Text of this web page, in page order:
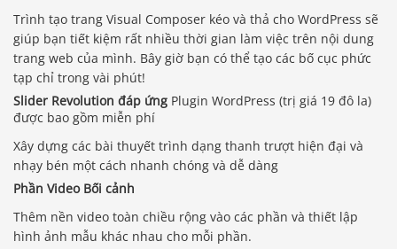
Trình tạo trang Visual Composer kéo và thả cho WordPress sẽ
giúp bạn tiết kiệm rất nhiều thời gian làm việc trên nội dung
trang web của mình. Bây giờ bạn có thể tạo các bố cục phức
tạp chỉ trong vài phút!
Slider Revolution đáp ứng Plugin WordPress (trị giá 19 đô la)
được bao gồm miễn phí
Xây dựng các bài thuyết trình dạng thanh trượt hiện đại và
nhạy bén một cách nhanh chóng và dễ dàng
Phần Video Bối cảnh
Thêm nền video toàn chiều rộng vào các phần và thiết lập
hình ảnh mẫu khác nhau cho mỗi phần.